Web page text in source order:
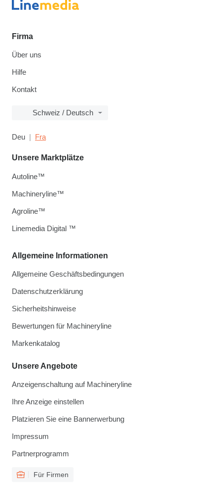
Firma
Über uns
Hilfe
Kontakt
Schweiz / Deutsch
Deu Fra
Allgemeine Informationen
Allgemeine Geschäftsbedingungen
Datenschutzerklärung
Sicherheitshinweise
Bewertungen für Machineryline
Markenkatalog
Unsere Angebote
Anzeigenschaltung auf Machineryline
Ihre Anzeige einstellen
Platzieren Sie eine Bannerwerbung
Impressum
Partnerprogramm
Für Firmen
Unsere Marktplätze
Autoline™
Machineryline™
Agroline™
Linemedia Digital ™